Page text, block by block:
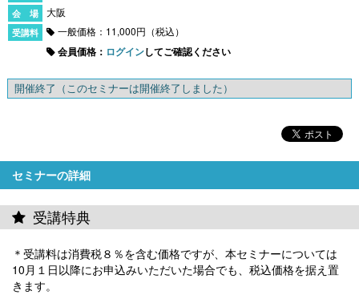
大阪
一般価格：11,000円（税込）
会員価格： ログインしてご確認ください
開催終了 （このセミナーは開催終了しました）
セミナーの詳細
受講特典
＊受講料は消費税８％を含む価格ですが、本セミナーについては
10月１日以降にお申込みいただいた場合でも、税込価格を据え置
きます。